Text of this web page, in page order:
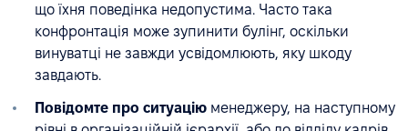
що їхня поведінка недопустима. Часто така
конфронтація може зупинити булінг, оскільки
винуватці не завжди усвідомлюють, яку шкоду
завдають.
Повідомте про ситуацію менеджеру, на наступному